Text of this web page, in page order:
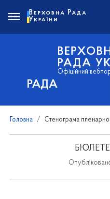
РАДА
РАДА
Офіційний
Верховна Рада
України
Головна Стенограма